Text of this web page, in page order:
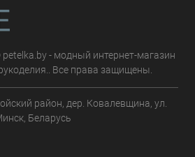
- модный интернет-магазин
Все права защищены.
район, дер. Ковалевщина, ул.
Беларусь